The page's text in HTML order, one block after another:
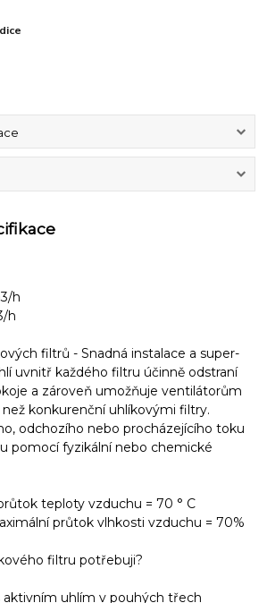
h
h
filtrů - Snadná instalace a super-
uvnitř každého filtru účinně odstraní
a zároveň umožňuje ventilátorům
konkurenční uhlíkovými filtry.
odchozího nebo procházejícího toku
pomocí fyzikální nebo chemické
teploty vzduchu = 70 ° C
průtok vlhkosti vzduchu = 70%
filtru potřebuji?
aktivním uhlím v pouhých třech